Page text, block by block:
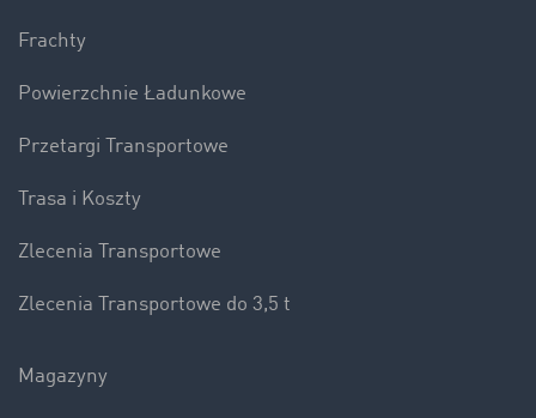
Frachty
Powierzchnie Ładunkowe
Przetargi Transportowe
Trasa i Koszty
Zlecenia Transportowe
Zlecenia Transportowe do 3,5 t
Magazyny